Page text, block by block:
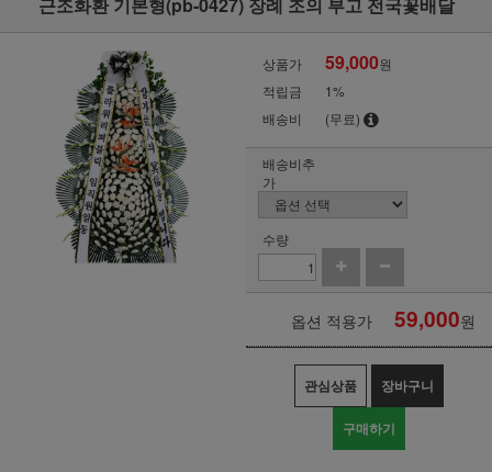
상품가 59,000원
적립금
1%
배송비
(무료)
배송비추
가
수량
옵션 적용가 59,000원
관심상품 장바구니
구매하기